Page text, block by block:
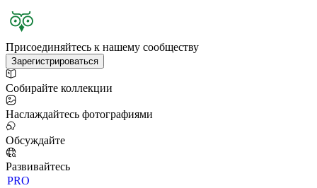
Присоединяйтесь к нашему сообществу
Зарегистрироваться
Собирайте коллекции
Наслаждайтесь фотографиями
Обсуждайте
Развивайтесь
PRO